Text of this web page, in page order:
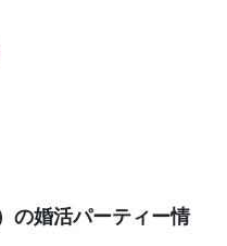
の婚活パーティー情